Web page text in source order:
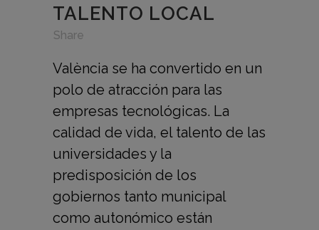
TALENTO LOCAL
Share
València se ha convertido en un
polo de atracción para las
empresas tecnológicas. La
calidad de vida, el talento de las
universidades y la
predisposición de los
gobiernos tanto municipal
como autonómico están